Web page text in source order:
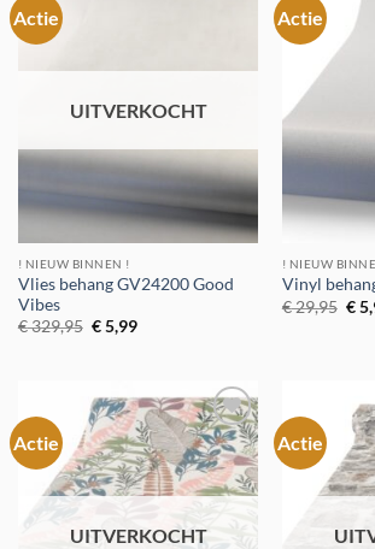
Actie
UITVERKOCHT
! NIEUW BINNEN !
Vlies behang GV24200 Good
Vibes
€329,95 Oorspronkelijke
prijs
€5,99Huidige
Actie
! NIEUW
Vinyl
€29,95
prijs
€
Actie
Toevoegen
aan
verlanglijst
UITVERKOCHT
Actie